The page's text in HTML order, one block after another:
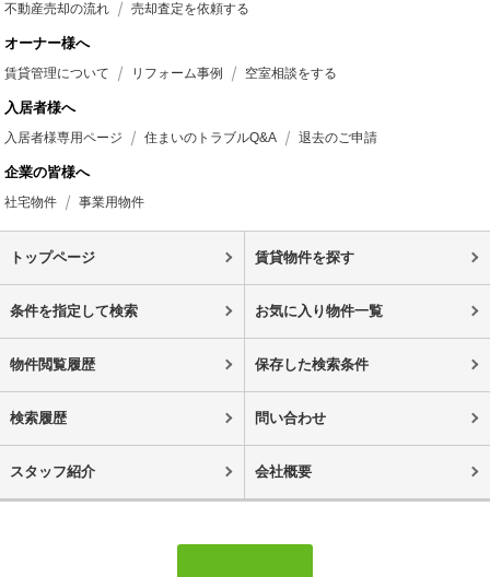
不動産売却の流れ
売却査定を依頼する
オーナー様へ
賃貸管理について リフォーム事例 空室相談をする
入居者様へ
入居者様専用ページ 住まいのトラブルQ&A 退去のご申請
企業の皆様へ
社宅物件 事業用物件
トップページ 賃貸物件を探す
条件を指定して検索 お気に入り物件一覧
物件閲覧履歴 保存した検索条件
検索履歴 問い合わせ
スタッフ紹介 会社概要